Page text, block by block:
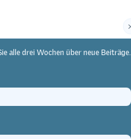
alle drei Wochen über neue Beiträge.